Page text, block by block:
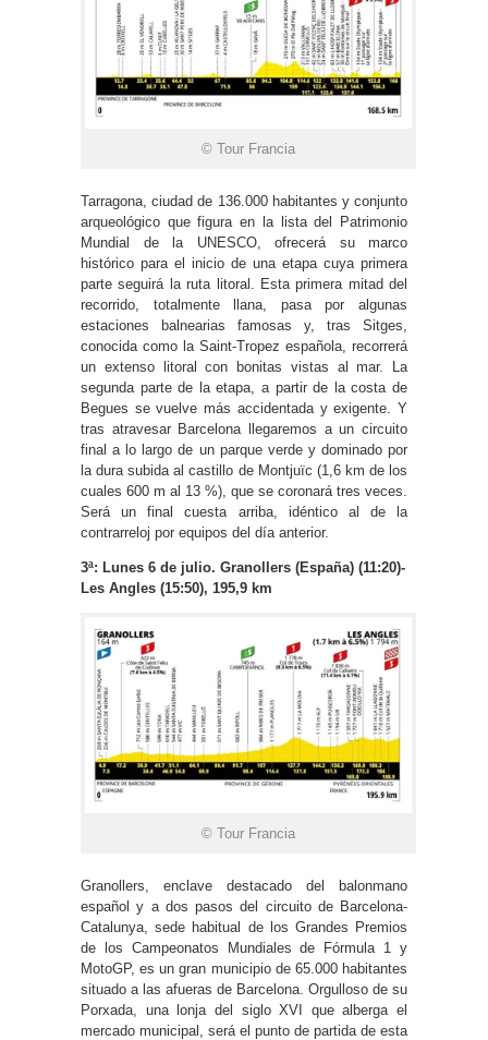
© Tour Francia
Tarragona, ciudad de 136.000 habitantes y conjunto
arqueológico que figura en la lista del Patrimonio
Mundial de la UNESCO, ofrecerá su marco
histórico para el inicio de una etapa cuya primera
parte seguirá la ruta litoral. Esta primera mitad del
recorrido, totalmente llana, pasa por algunas
estaciones balnearias famosas y, tras Sitges,
conocida como la Saint-Tropez española, recorrerá
un extenso litoral con bonitas vistas al mar. La
segunda parte de la etapa, a partir de la costa de
Begues se vuelve más accidentada y exigente. Y
tras atravesar Barcelona llegaremos a un circuito
final a lo largo de un parque verde y dominado por
la dura subida al castillo de Montjuïc (1,6 km de los
cuales 600 m al 13 %), que se coronará tres veces.
Será un final cuesta arriba, idéntico al de la
contrarreloj por equipos del día anterior.
3ª: Lunes 6 de julio. Granollers (España) (11:20)-
Les Angles (15:50), 195,9 km
© Tour Francia
Granollers, enclave destacado del balonmano
español y a dos pasos del circuito de Barcelona-
Catalunya, sede habitual de los Grandes Premios
de los Campeonatos Mundiales de Fórmula 1 y
MotoGP, es un gran municipio de 65.000 habitantes
situado a las afueras de Barcelona. Orgulloso de su
Porxada, una lonja del siglo XVI que alberga el
mercado municipal, será el punto de partida de esta